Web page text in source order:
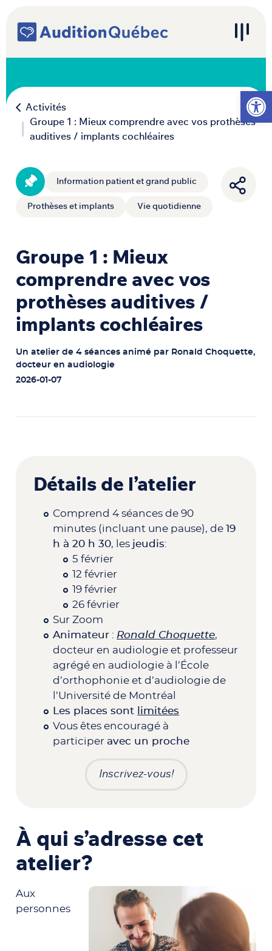
Ouvrir
Navigation principale
Activités
Groupe 1 : Mieux comprendre avec vos prothèses
auditives / implants cochléaires
Information patient et grand public
Prothèses et implants Vie quotidienne
Groupe 1 : Mieux
comprendre avec vos
prothèses auditives /
implants cochléaires
Un atelier de 4 séances animé par Ronald Choquette,
docteur en audiologie
2026-01-07
Détails de l’atelier
Comprend 4 séances de 90
minutes (incluant une pause), de19
h à 20 h 30, les jeudis:
5 février
12 février
19 février
26 février
Sur Zoom
Animateur : Ronald Choquette,
docteur en audiologie et professeur
agrégé en audiologie à l’École
d’orthophonie et d’audiologie de
l’Université de Montréal
Les places sont
limitées
Vous êtes encouragé à
participeravec un proche
Inscrivez-vous!
À qui s’adresse cet
atelier?
Aux
personnes